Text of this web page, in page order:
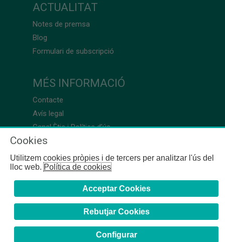
ACTUALITAT
Notes de premsa
Blog
Formulari de subscripció
MÉS INFORMACIÓ
Contacte
Avís legal
Canal Ètic i Política d’ús
Cookies
Utilitzem cookies pròpies i de tercers per analitzar l'ús del
lloc web.Política de cookies
Acceptar Cookies
Rebutjar Cookies
Configurar